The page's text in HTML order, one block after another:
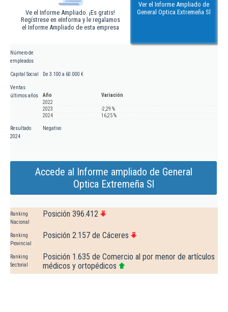
Ve el Informe Ampliado. ¡Es gratis!
Regístrese en eInforma y le regalamos
el Informe Ampliado de esta empresa
Ver el Informe Ampliado de
General Optica Extremeña Sl
Número de
empleados
Capital Social De 3.100 a 60.000 €
Ventas
últimos años
Año
Variación
2022
2023
-2,29 %
2024
16,25 %
Resultado
2024
Negativo
Accede al Informe ampliado de General
Optica Extremeña Sl
Ranking
Nacional
Posición 396.412
Ranking
Provincial
Posición 2.157 de Cáceres
Ranking
Sectorial
Posición 1.635 de Comercio al por menor de artículos
médicos y ortopédicos